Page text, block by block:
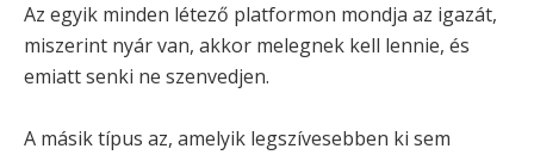
Az egyik minden létező platformon mondja az igazát,
miszerint nyár van, akkor melegnek kell lennie, és
emiatt senki ne szenvedjen.
A másik típus az, amelyik legszívesebben ki sem